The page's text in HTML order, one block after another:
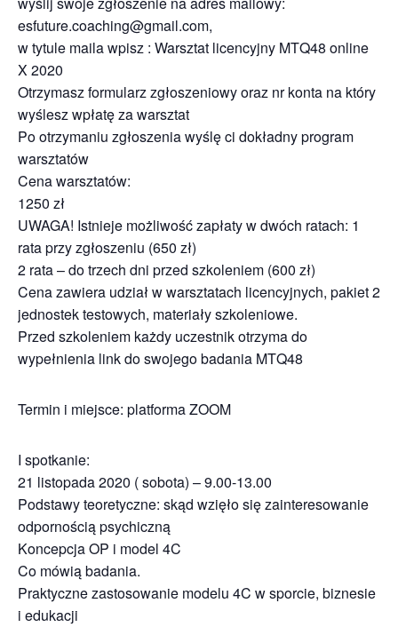
esfuture.coaching@gmail.com,
w tytule maila wpisz : Warsztat licencyjny MTQ48 online
X 2020
Otrzymasz formularz zgłoszeniowy oraz nr konta na który
wyślesz wpłatę za warsztat
Po otrzymaniu zgłoszenia wyślę ci dokładny program
warsztatów
Cena warsztatów:
1250 zł
UWAGA! Istnieje możliwość zapłaty w dwóch ratach: 1
rata przy zgłoszeniu (650 zł)
2 rata – do trzech dni przed szkoleniem (600 zł)
Cena zawiera udział w warsztatach licencyjnych, pakiet 2
jednostek testowych, materiały szkoleniowe.
Przed szkoleniem każdy uczestnik otrzyma do
wypełnienia link do swojego badania MTQ48
Termin i miejsce: platforma ZOOM
I spotkanie:
21 listopada 2020 ( sobota) – 9.00-13.00
Podstawy teoretyczne: skąd wzięło się zainteresowanie
odpornością psychiczną
Koncepcja OP i model 4C
Co mówią badania.
Praktyczne zastosowanie modelu 4C w sporcie, biznesie
i edukacji